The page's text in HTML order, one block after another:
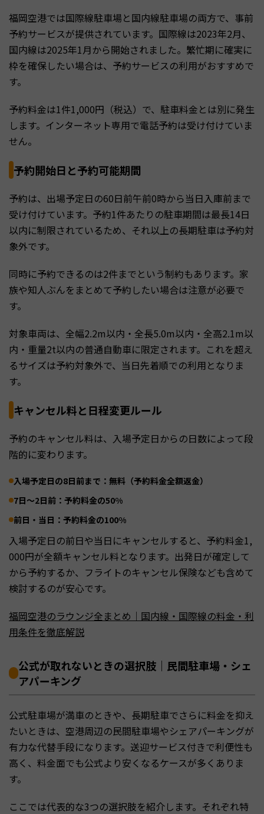
福岡空港では国際線駐車場と国内線駐車場の両方で、事前
予約サービスが提供されています。国際線は2023年2月、
国内線は2025年1月から開始されました。繁忙期に確実に
枠を確保したい場合は、予約サービスの利用がおすすめで
す。
予約料金は1件1,000円（税込）で、駐車料金とは別に発生
します。インターネット専用で電話予約は受け付けていま
せん。
予約開始日と予約可能期間
予約は、出場予定日の60日前午前0時から当日入庫前まで
受け付けています。予約1件あたりの駐車期間は最長14日
以内に制限されているため、それ以上の長期駐車は予約対
象外です。
同時に予約できるのは2件までという制約もあります。家
族や知人ぶんをまとめて予約したい場合は注意が必要で
す。
対象車両は、全幅2.2m以内・全長5.0m以内・全高2.1m以
内・重量2t以内の普通自動車に限定されます。これを超え
るサイズは予約対象外で、当日先着順での利用となりま
す。
キャンセル料と日程変更ルール
予約のキャンセル料は、入場予定日からの日数によって段
階的に変わります。
入場予定日の8日前まで：無料（予約料金全額返金）
7日〜2日前：予約料金の50%
前日・当日：予約料金の100%
入場予定日の前日や当日にキャンセルすると、予約料金1,
000円が全額キャンセル料となります。出発日が確定して
から予約するか、フライトのキャンセル保険なども含めて
検討するのが安心です。
福岡空港のラウンジ全まとめ｜国内線・国際線の料金・利
用条件を徹底解説
公式が取れないときの選択肢｜民間駐車場・シェ
アパーキング
公式駐車場が満車のときや、長期駐車でさらに料金を抑え
たいときは、空港周辺の民間駐車場やシェアパーキングが
有力な代替手段になります。送迎サービス付きで利便性も
高く、料金面でも公式より安くなるケースが多くありま
す。
ここでは代表的な3つの選択肢を紹介します。それぞれ特